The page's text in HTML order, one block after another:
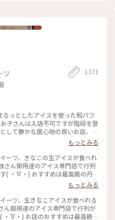
ツ 1371
るっとしたアイスを使った和パフ
子さんは入店不可ですが階段を登
して静かな居心地の良いお店。
マなどを使った和なものからティ
、ベリーを使ったものなど様々。
のかき氷、焼き菓子、クロックム
ーもあります。 こちらもアニメ・
ルメ #京都 #祇
#パフェ #きなこ #黒ゴマ #アイス
クリーム #かき氷 #フォトジェニック #名探偵コナン
もっとみる
ーツ、きなこの生アイスが食べれ
さん御用達のアイス専門店で行列
( ・∇・) おすすめは最高級の丹波
イス『できたてきなな』。(600円
存料、卵を一切使ってません。
が最高で本当においしかったので
お店の1つになりました♡ #京
ス#秋の味覚ゴーラー隊#きなこ
もっとみる
ーツ、生きなこアイスが食べれる
ん御用達のアイス専門店で行列が
・∇・) お店のおすすめは最高級の